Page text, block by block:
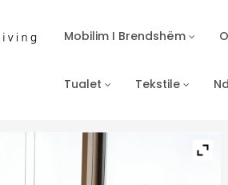
Mobilim I Brendshëm
Tualet Tekstile